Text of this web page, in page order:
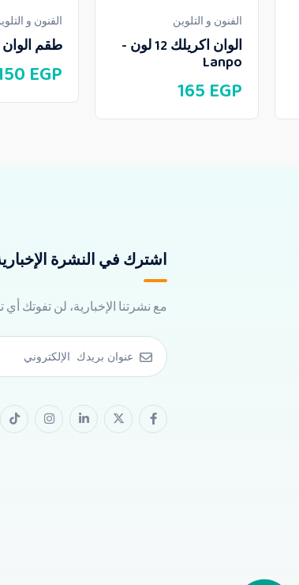
الفنون و التلوين
الوان اكريلك 12 لون -
Lanpo
165 EGP
الفنون و
طقم
EGP
اشترك في النشرة
مع نشرتنا الإخبارية، لن تفوتك